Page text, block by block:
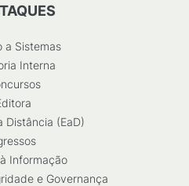
a Sistemas
Interna
Distância (EaD)
Informação
e Governança